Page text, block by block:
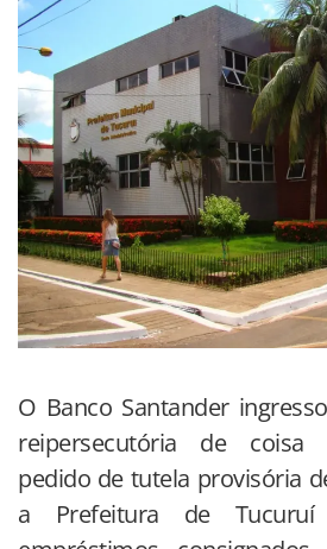
O Banco Santander
reipersecutória de coisa
pedido de tutela provisória
a Prefeitura de